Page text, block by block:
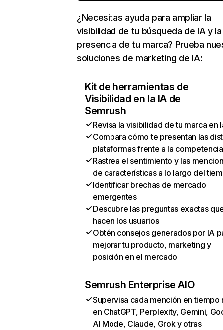
¿Necesitas ayuda para ampliar la
visibilidad de tu búsqueda de IA y la
presencia de tu marca? Prueba
soluciones de marketing de IA:
Kit de herramientas de
Visibilidad en la IA de
Semrush
Revisa la visibilidad de tu marca en
Compara cómo te presentan las
plataformas frente a la competencia
Rastrea el sentimiento y las
de características a lo largo del
Identificar brechas de mercado
emergentes
Descubre las preguntas exactas
hacen los usuarios
Obtén consejos generados por IA
mejorar tu producto, marketing y
posición en el mercado
Semrush Enterprise AIO
Supervisa cada mención en tiempo
en ChatGPT, Perplexity, Gemini,
AI Mode, Claude, Grok y otras